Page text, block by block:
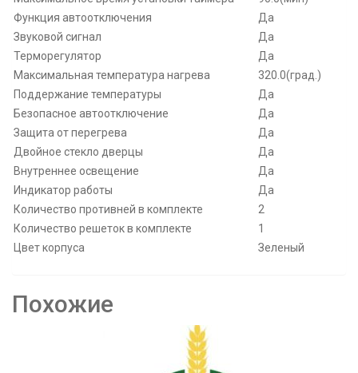
Функция автоотключения
Да
Звуковой сигнал
Да
Терморегулятор
Да
Максимальная температура нагрева
320.0(град.)
Поддержание температуры
Да
Безопасное автоотключение
Да
Защита от перегрева
Да
Двойное стекло дверцы
Да
Внутреннее освещение
Да
Индикатор работы
Да
Количество противней в комплекте
2
Количество решеток в комплекте
1
Цвет корпуса
Зеленый
Похожие